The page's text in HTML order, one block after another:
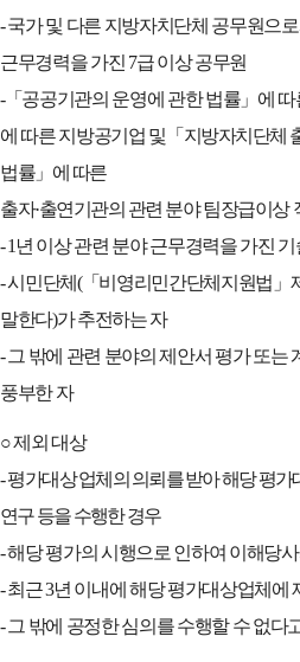
-국가 및 다른 지방자치단체 공무원으
근무경력을 가진 7급 이상 공무원
-「 공공기관의 운영에 관한 법률」 에
에 따른 지방공기업 및 「 지방자치단체
법률」 에 따른
출자·출연기관의 관련 분야 팀장급이상
- 1 년 이상 관련 분야 근무경력을 가진
-시민단체(「 비영리민간단체지원법 」
말한다)가 추전하는 자
-그 밖에 관련 분야의 제안서 평가 또는
풍부한 자
○제외 대상
-평가대상 업체의 의뢰를 받아 해당 평
연구 등을 수행한 경우
-해당 평가의 시행으로 인하여 이해당
-최근3년 이내에 해당 평가대상업체에
-그 밖에 공정한 심의를 수행할 수 없다